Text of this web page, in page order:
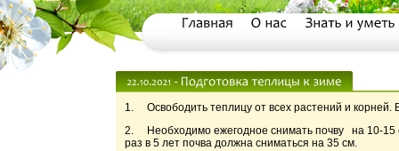
1. Освободить теплицу от всех растений и корней.
2. Необходимо ежегодное снимать почву на 10-15
раз в 5 лет почва должна сниматься на 35 см.